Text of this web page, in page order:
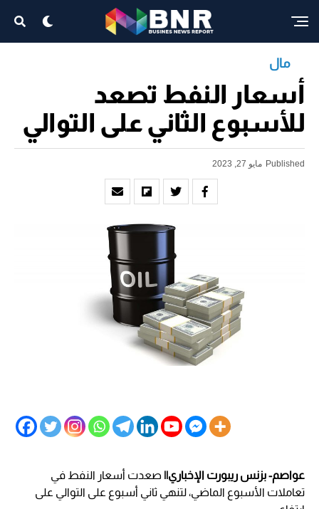
مال
أسعار النفط تصعد
للأسبوع الثاني على التوالي
Published مايو 27, 2023
عواصم- بزنس ريبورت الإخباري|| صعدت أسعار النفط في
تعاملات الأسبوع الماضي، لتنهي ثاني أسبوع على التوالي على